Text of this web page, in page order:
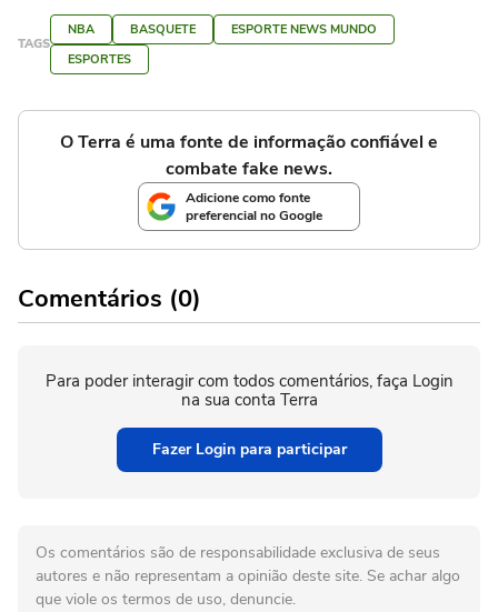
TAGS
NBA BASQUETE
ESPORTE NEWS MUNDO
ESPORTES
O Terra é uma fonte de informação confiável e
combate fake news.
Adicione como fonte
preferencial no Google
Comentários (0)
Para poder interagir com todos comentários, faça Login
na sua conta Terra
Fazer Login para participar
Os comentários são de responsabilidade exclusiva de seus
autores e não representam a opinião deste site. Se achar algo
que viole os termos de uso, denuncie.